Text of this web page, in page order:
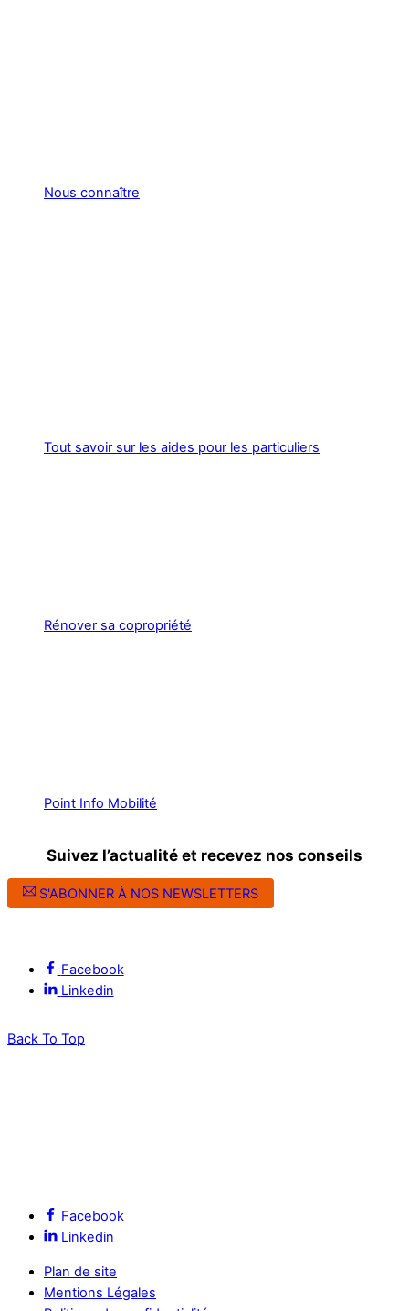
Nous connaître
Tout savoir sur les aides pour les particuliers
Rénover sa copropriété
Point Info Mobilité
Suivez l’actualité et recevez nos conseils
S'ABONNER À NOS NEWSLETTERS
Facebook
Linkedin
Back To Top
Facebook
Linkedin
Plan de site
Mentions Légales